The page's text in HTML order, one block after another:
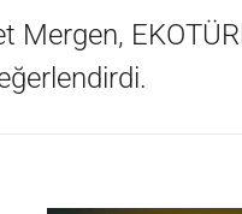
Mergen,